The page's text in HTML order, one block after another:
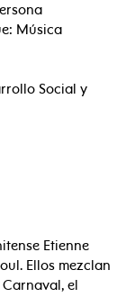
Música
Social y
Etienne
Ellos mezclan
el